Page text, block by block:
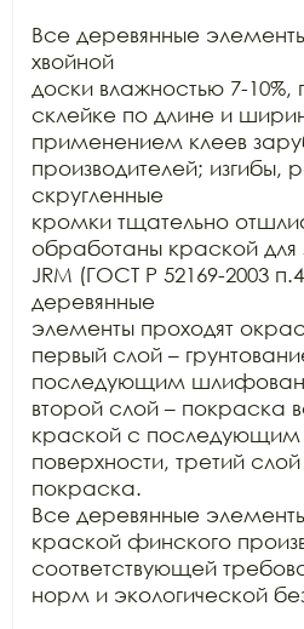
Все деревянные
хвойной
доски влажностью 7-
склейке по длине и
применением клеев
производителей; изгибы,
скругленные
кромки тщательно
обработаны краской для
JRM (ГОСТ Р 52169-2003
деревянные
элементы проходят
первый слой –
последующим
второй слой – покраска
краской с
поверхности, третий
покраска.
Все деревянные
краской финского
соответствующей
норм и экологической